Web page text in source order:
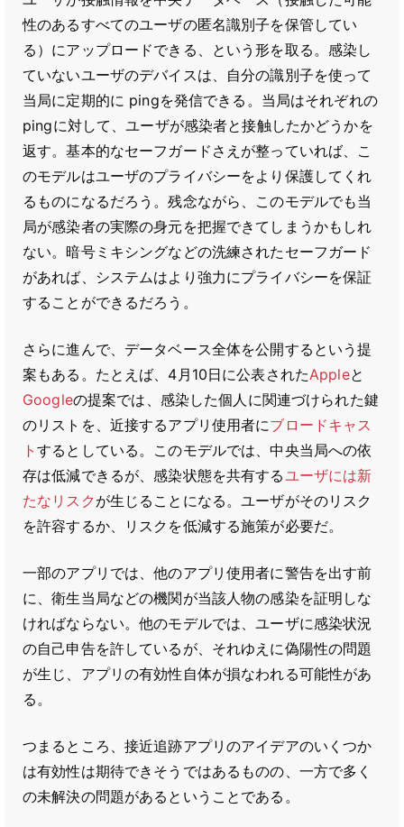
性のあるすべてのユーザの匿名識別子を保管してい
る）にアップロードできる、という形を取る。感染し
ていないユーザのデバイスは、自分の識別子を使って
当局に定期的に pingを発信できる。当局はそれぞれの
pingに対して、ユーザが感染者と接触したかどうかを
返す。基本的なセーフガードさえが整っていれば、こ
のモデルはユーザのプライバシーをより保護してくれ
るものになるだろう。残念ながら、このモデルでも当
局が感染者の実際の身元を把握できてしまうかもしれ
ない。暗号ミキシングなどの洗練されたセーフガード
があれば、システムはより強力にプライバシーを保証
することができるだろう。
さらに進んで、データベース全体を公開するという提
案もある。たとえば、4月10日に公表されたAppleと
Googleの提案では、感染した個人に関連づけられた鍵
のリストを、近接するアプリ使用者にブロードキャス
トするとしている。このモデルでは、中央当局への依
存は低減できるが、感染状態を共有するユーザには新
たなリスク が生じることになる。ユーザがそのリスク
を許容するか、リスクを低減する施策が必要だ。
一部のアプリでは、他のアプリ使用者に警告を出す前
に、衛生当局などの機関が当該人物の感染を証明しな
ければならない。他のモデルでは、ユーザに感染状況
の自己申告を許しているが、それゆえに偽陽性の問題
が生じ、アプリの有効性自体が損なわれる可能性があ
る。
つまるところ、接近追跡アプリのアイデアのいくつか
は有効性は期待できそうではあるものの、一方で多く
の未解決の問題があるということである。